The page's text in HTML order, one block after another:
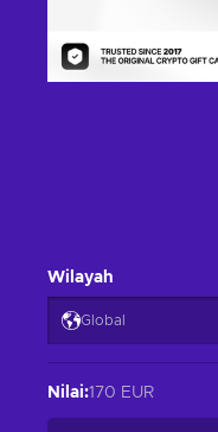
Wilayah
Global
Nilai:170 EUR